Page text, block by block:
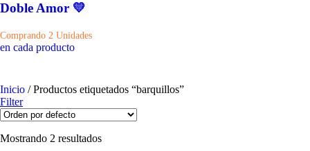
Doble Amor 💛
Comprando 2 Unidades
en cada producto
Inicio / Productos etiquetados “barquillos”
Filter
Mostrando 2 resultados